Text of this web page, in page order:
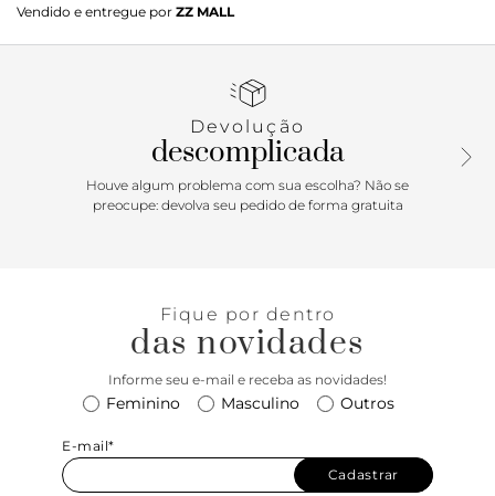
acabamento macio e laterais arredondadas. Traz alça de
mão. Com fecho em tira e peça metálica dourada,
Vendido e entregue por ZZ MALL
Devolução
descomplicada
Houve algum problema com sua escolha? Não se
preocupe: devolva seu pedido de forma gratuita
Fique por dentro
das novidades
Informe seu e-mail e receba as novidades!
Feminino Masculino Outros
E-mail*
Cadastrar